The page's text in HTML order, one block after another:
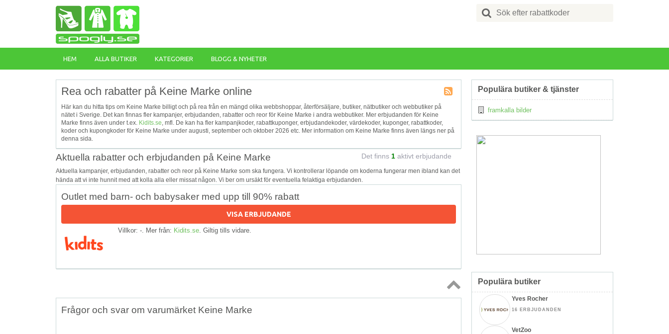
Search
for:
HEM ALLA BUTIKER KATEGORIER BLOGG & NYHETER
Rea och rabatter på Keine Marke online
Här kan du hitta tips om Keine Marke billigt och på rea från en mängd olika webbshoppar, återförsäljare, butiker, nätbutiker och webbutiker på
nätet i Sverige. Det kan finnas fler kampanjer, erbjudanden, rabatter och reor för Keine Marke i andra webbutiker. Mer erbjudanden för Keine
Marke finns även under t.ex. Kidits.se, mfl. De kan ha fler kampanjkoder, rabattkuponger, erbjudandekoder, värdekoder, kuponger, rabattkoder,
koder och kupongkoder för Keine Marke under augusti, september och oktober 2026 etc. Mer information om Keine Marke finns även längs ner på
denna sida.
Aktuella rabatter och erbjudanden på Keine Marke Det finns 1 aktivt erbjudande
Aktuella kampanjer, erbjudanden, rabatter och reor på Keine Marke som ska fungera. Vi kontrollerar löpande om koderna fungerar men ibland kan det
hända att vi inte hunnit med att kolla alla eller missat någon. Vi ber om ursäkt för eventuella felaktiga erbjudanden.
Outlet med barn- och babysaker med upp till 90% rabatt
VISA ERBJUDANDE
Villkor: -. Mer från: Kidits.se . Giltig tills vidare.
Topp
Frågor och svar om varumärket Keine Marke
Populära butiker & tjänster
framkalla bilder
Populära butiker
Yves Rocher
16 ERBJUDANDEN
VetZoo